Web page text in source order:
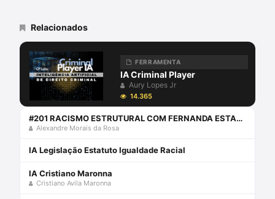
Relacionados
FERRAMENTA
IA Criminal Player
Aury Lopes Jr
14.365
#201 RACISMO ESTRUTURAL COM FERNANDA ESTANISLAU
Alexandre Morais da Rosa
IA Legislação Estatuto Igualdade Racial
IA Cristiano Maronna
Cristiano Avila Maronna